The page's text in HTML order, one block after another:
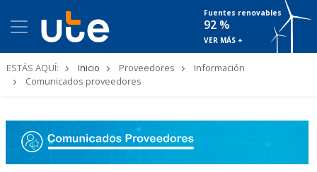
Fuentes renovables
92 %
VER MÁS +
ESTÁS AQUÍ: Inicio Proveedores
Información
Comunicados proveedores